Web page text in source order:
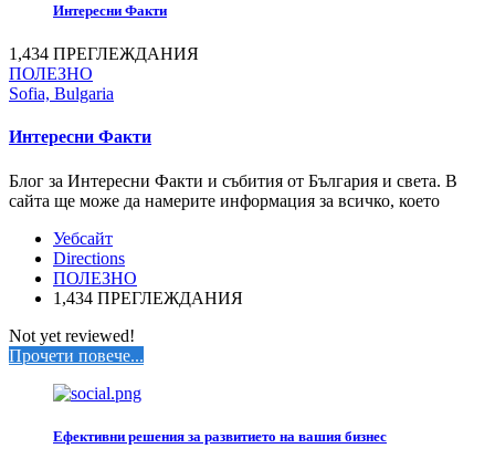
Интересни Факти
1,434 ПРЕГЛЕЖДАНИЯ
ПОЛЕЗНО
Sofia, Bulgaria
Интересни Факти
Блог за Интересни Факти и събития от България и света. В
сайта ще може да намерите информация за всичко, което
Уебсайт
Directions
ПОЛЕЗНО
1,434 ПРЕГЛЕЖДАНИЯ
Not yet reviewed!
Прочети повече...
Ефективни решения за развитието на вашия бизнес